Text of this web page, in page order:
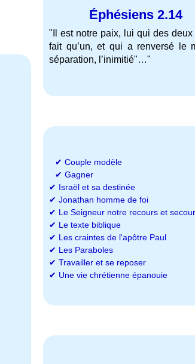
Éphésiens 2.14
"Il est notre paix, lui qui des deux
fait qu’un, et qui a renversé le
séparation, l’inimitié"…"
✔ Couple modèle
✔ Gagner
✔ Israël et sa destinée
✔ Jonathan homme de foi
✔ Le Seigneur notre recours et
✔ Le texte biblique
✔ Les craintes de l'apôtre Paul
✔ Les Paraboles
✔ Travailler et se reposer
✔ Une vie chrétienne épanouie